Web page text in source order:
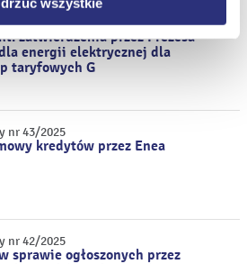
nr 44/2025
zatwierdzenia przez Prezesa
energii elektrycznej dla
taryfowych G
nr 43/2025
kredytów przez Enea
nr 42/2025
sprawie ogłoszonych przez